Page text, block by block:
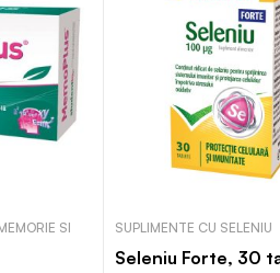
SI
SUPLIMENTE CU SELENIU
Seleniu Forte, 30